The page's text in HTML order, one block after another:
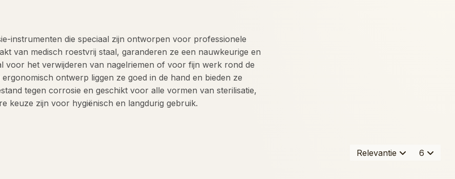
instrumenten die speciaal zijn ontworpen voor professionele
van medisch roestvrij staal, garanderen ze een nauwkeurige en
voor het verwijderen van nagelriemen of voor fijn werk rond de
ontwerp liggen ze goed in de hand en bieden ze
tegen corrosie en geschikt voor alle vormen van sterilisatie,
keuze zijn voor hygiënisch en langdurig gebruik.
Relevantie 6